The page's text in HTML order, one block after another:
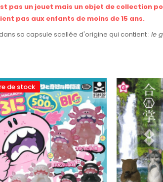
pas un jouet mais un objet de collection
pas aux enfants de moins de 15 ans.
sa capsule scellée d'origine qui contient : le
de stock